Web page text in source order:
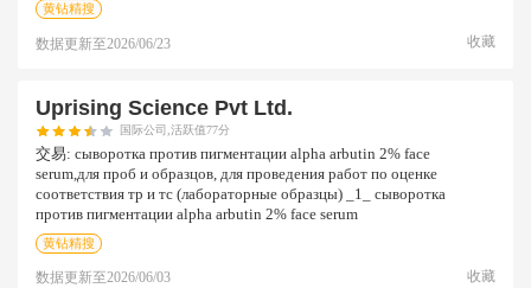
黄钻精搜
数据更新至2026/06/23 收藏
Uprising Science Pvt Ltd.
国际公司,活跃值77分
交易: сыворотка против пигментации alpha arbutin 2% face
serum,для проб и образцов, для проведения работ по оценке
соответствия тр и тс (лабораторные образцы) _1_ сыворотка
против пигментации alpha arbutin 2% face serum
黄钻精搜
数据更新至2026/06/03 收藏